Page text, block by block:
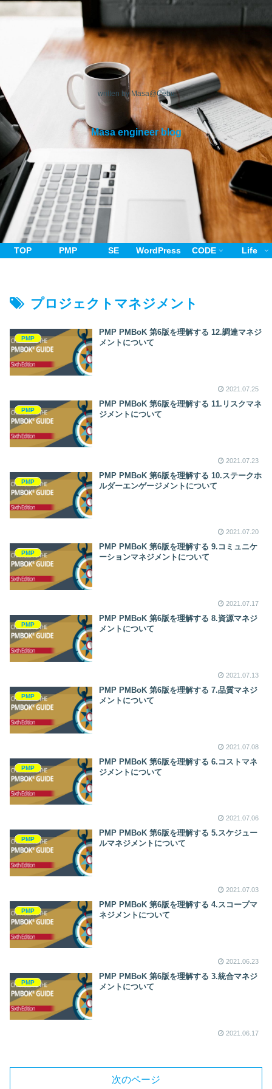
written by Masa@Cebu
Masa engineer blog
TOP PMP SE WordPress CODE Life
プロジェクトマネジメント
PMP
PMP PMBoK 第6版を理解する 12.調達マネジ
メントについて
2021.07.25
PMP
PMP PMBoK 第6版を理解する 11.リスクマネ
ジメントについて
2021.07.23
PMP
PMP PMBoK 第6版を理解する 10.ステークホ
ルダーエンゲージメントについて
2021.07.20
PMP
PMP PMBoK 第6版を理解する 9.コミュニケ
ーションマネジメントについて
2021.07.17
PMP
PMP PMBoK 第6版を理解する 8.資源マネジ
メントについて
2021.07.13
PMP
PMP PMBoK 第6版を理解する 7.品質マネジ
メントについて
2021.07.08
PMP
PMP PMBoK 第6版を理解する 6.コストマネ
ジメントについて
2021.07.06
PMP
PMP PMBoK 第6版を理解する 5.スケジュー
ルマネジメントについて
2021.07.03
PMP
PMP PMBoK 第6版を理解する 4.スコープマ
ネジメントについて
2021.06.23
PMP
PMP PMBoK 第6版を理解する 3.統合マネジ
メントについて
2021.06.17
次のページ